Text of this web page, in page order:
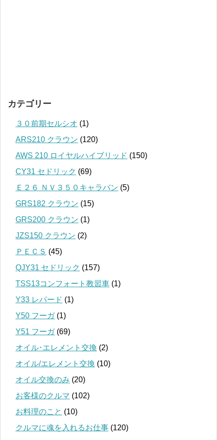
カテゴリー
３０前期セルシオ (1)
ARS210 クラウン (120)
AWS 210 ロイヤルハイブリッド (150)
CY31 セドリック (69)
Ｅ２６ ＮＶ３５０キャラバン (5)
GRS182 クラウン (15)
GRS200 クラウン (1)
JZS150 クラウン (2)
ＰＥＣＳ (45)
QJY31 セドリック (157)
TSS13コンフォート教習車 (1)
Y33 レパード (1)
Y50 フーガ(1)
Y51 フーガ(69)
オイル･エレメント交換 (2)
オイル/エレメント交換 (10)
オイル交換のみ (20)
お客様のクルマ (102)
お料理のこと (10)
クルマに魂を入れるお仕事 (120)